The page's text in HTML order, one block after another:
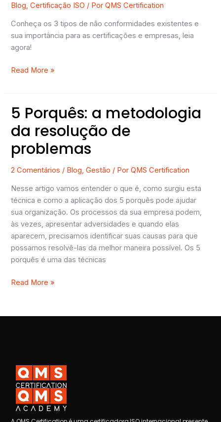
Blog,Certificação ISO / PorQMS Certification
Conheça os 3 tipos de não conformidades existentes e
sua importância para as certificações e empresas, leia
agora!
Read More »
5 Porquês: a metodologia
da resolução de
problemas
2 Comentários / Blog,Gestão / PorQMS Certification
Nesse artigo vamos entender o que é, como surgiu esta
técnica e como a aplicação dos 5 porquês pode ajudar
sua organização. Os processos da sua empresa podem,
às vezes, apresentar adversidades e quando elas
aparecem, precisamos identificar suas causas para que
possamos resolvê-las da melhor maneira possível. Os 5
porquês é uma das técnicas
5
a
metodologia
da
resolução
problemas
Read More »